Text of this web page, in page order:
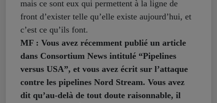
mais ce sont eux qui permettent à la ligne de
front d’exister telle qu’elle existe aujourd’hui, et
c’est ce qu’ils font.
MF : Vous avez récemment publié un article
dans Consortium News intitulé “Pipelines
versus USA”, et vous avez écrit sur l’attaque
contre les pipelines Nord Stream. Vous avez
dit qu’au-delà de tout doute raisonnable, il